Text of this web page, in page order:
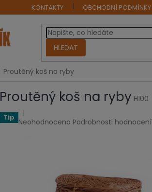
KONTAKTY OBCHODNÍ PODMÍNKY
HLEDAT
Proutěný koš na ryby
Proutěný koš na ryby H100
Tip Průměrné
Neohodnoceno Podrobnosti hodnocení